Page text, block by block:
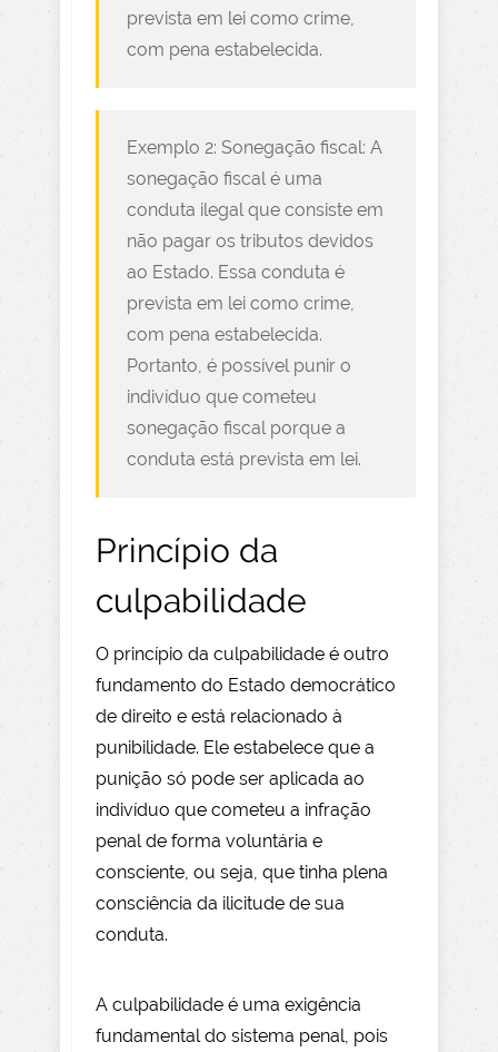
prevista em lei como crime,
com pena estabelecida.
Exemplo 2: Sonegação fiscal: A
sonegação fiscal é uma
conduta ilegal que consiste em
não pagar os tributos devidos
ao Estado. Essa conduta é
prevista em lei como crime,
com pena estabelecida.
Portanto, é possível punir o
indivíduo que cometeu
sonegação fiscal porque a
conduta está prevista em lei.
Princípio da
culpabilidade
O princípio da culpabilidade é outro
fundamento do Estado democrático
de direito e está relacionado à
punibilidade. Ele estabelece que a
punição só pode ser aplicada ao
indivíduo que cometeu a infração
penal de forma voluntária e
consciente, ou seja, que tinha plena
consciência da ilicitude de sua
conduta.
A culpabilidade é uma exigência
fundamental do sistema penal, pois